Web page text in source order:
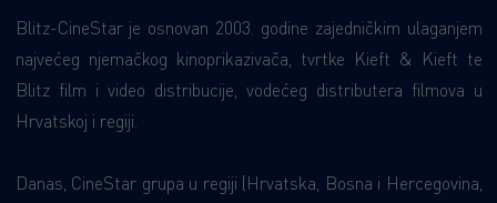
Blitz-CineStar je osnovan 2003. godine zajedničkim ulaganjem
najvećeg njemačkog kinoprikazivača, tvrtke Kieft & Kieft te
Blitz film i video distribucije, vodećeg distributera filmova u
Hrvatskoj i regiji.
Danas, CineStar grupa u regiji (Hrvatska, Bosna i Hercegovina,